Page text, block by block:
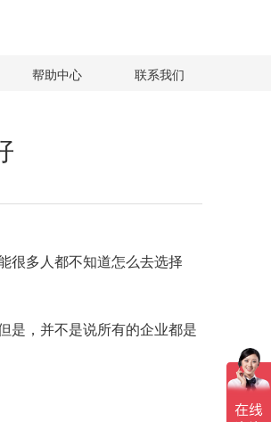
帮助中心 联系我们
很多人都不知道怎么去选择
是，并不是说所有的企业都是